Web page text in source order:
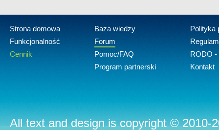
Strona domowa
Funkcjonalność
Cennik
Baza wiedzy
Forum
Pomoc/FAQ
Program partnerski
Polityka
RODO -
Kontakt
All text and design is copyright © 2010-